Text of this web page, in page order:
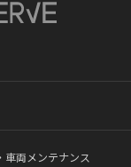
車両メンテナンス